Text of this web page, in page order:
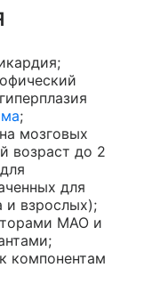
;
мозговых
возраст до 2
для
и взрослых);
МАО и
компонентам